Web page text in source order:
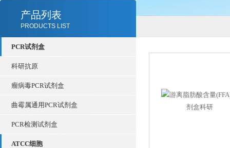
产品列表
PRODUCTS LIST
PCR试剂盒
科研抗原
瘤病毒PCR试剂盒
曲霉属通用PCR试剂盒
PCR检测试剂盒
ATCC细胞